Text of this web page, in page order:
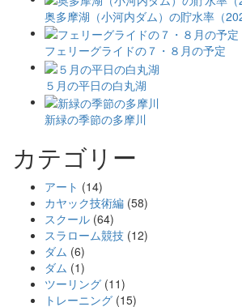
奥多摩湖（小河内ダム）の貯水率（
フェリーグライドの７・８月の予定
５月の平日の白丸湖
新緑の季節の多摩川
カテゴリー
アート (14)
カヤック技術編 (58)
スクール (64)
スラローム競技 (12)
ダム (6)
ダム (1)
ツーリング (11)
トレーニング (15)